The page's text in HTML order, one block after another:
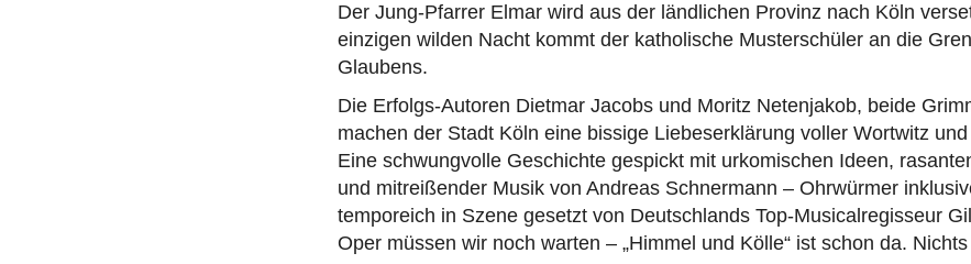
Der Jung-Pfarrer Elmar wird aus der ländlichen Provinz nach Köln
einzigen wilden Nacht kommt der katholische Musterschüler an die
Glaubens.
Die Erfolgs-Autoren Dietmar Jacobs und Moritz Netenjakob, beide
machen der Stadt Köln eine bissige Liebeserklärung voller Wortwitz
Eine schwungvolle Geschichte gespickt mit urkomischen Ideen,
und mitreißender Musik von Andreas Schnermann – Ohrwürmer
temporeich in Szene gesetzt von Deutschlands Top-Musicalregisseur
Oper müssen wir noch warten – „Himmel und Kölle“ ist schon da.